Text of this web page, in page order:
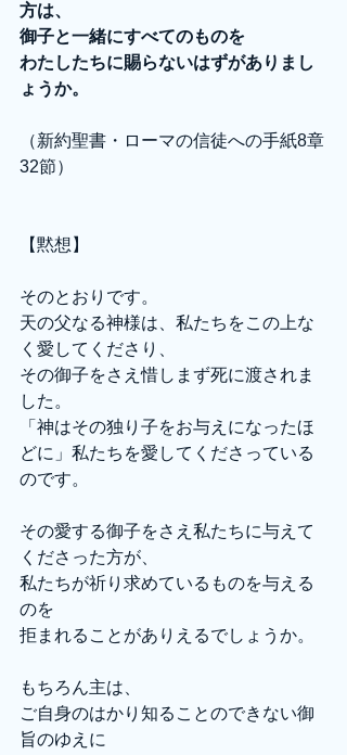
方は、
御子と一緒にすべてのものを
わたしたちに賜らないはずがありまし
ょうか。
（新約聖書・ローマの信徒への手紙8章
32節）
【黙想】
そのとおりです。
天の父なる神様は、私たちをこの上な
く愛してくださり、
その御子をさえ惜しまず死に渡されま
した。
「神はその独り子をお与えになったほ
どに」私たちを愛してくださっている
のです。
その愛する御子をさえ私たちに与えて
くださった方が、
私たちが祈り求めているものを与える
のを
拒まれることがありえるでしょうか。
もちろん主は、
ご自身のはかり知ることのできない御
旨のゆえに